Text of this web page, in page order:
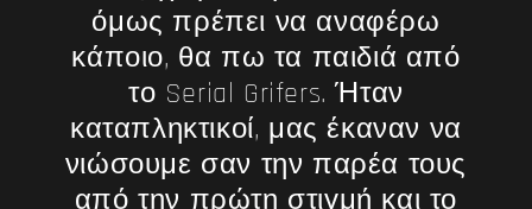
όμως πρέπει να αναφέρω
κάποιο, θα πω τα παιδιά από
το Serial Grifers. Ήταν
καταπληκτικοί, μας έκαναν να
νιώσουμε σαν την παρέα τους
από την πρώτη στιγμή και το